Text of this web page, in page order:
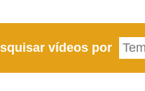
vídeos por